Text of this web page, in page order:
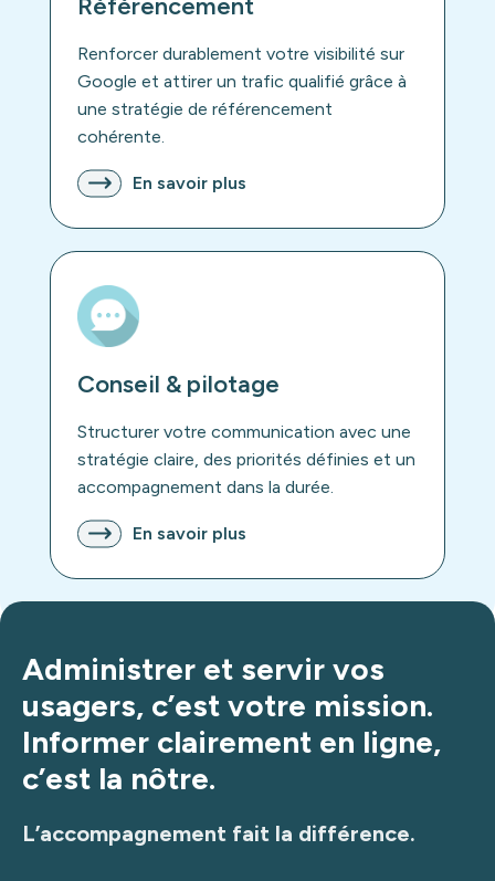
Renforcer durablement votre visibilité sur
Google et attirer un trafic qualifié grâce à
une stratégie de référencement
cohérente.
En savoir plus
Conseil & pilotage
Structurer votre communication avec une
stratégie claire, des priorités définies et un
accompagnement dans la durée.
En savoir plus
Administrer et servir vos
usagers, c’est votre mission.
Informer clairement en ligne,
c’est la nôtre.
L’accompagnement fait la différence.